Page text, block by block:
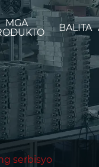
MGA
BALITA
serbisyo